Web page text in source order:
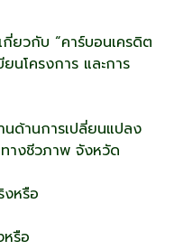
กี่ยวกับ “คาร์บอนเครดิต
นโครงการ และการ
ด้านการเปลี่ยนแปลง
างชีวภาพ จังหวัด
งหรือ
รือ